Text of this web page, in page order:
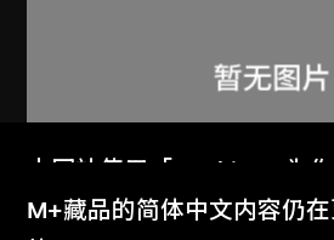
本网站使用「Cookies」为
体验。
M+藏品的简体中文内容仍